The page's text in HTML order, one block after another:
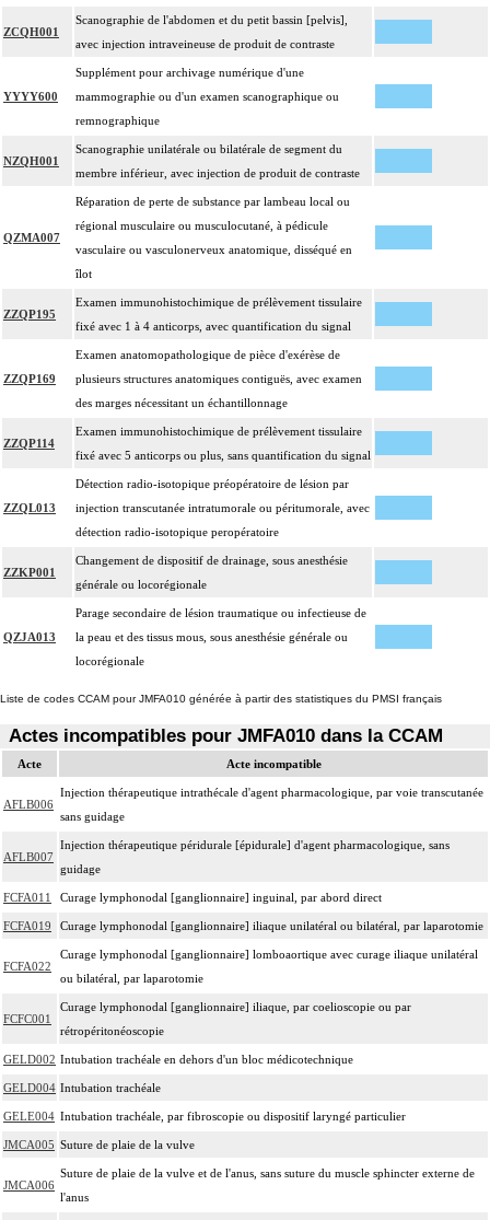
ZCQH001
Scanographie de l'abdomen et du petit bassin [pelvis],
avec injection intraveineuse de produit de contraste
YYYY600
Supplément pour archivage numérique d'une
mammographie ou d'un examen scanographique ou
remnographique
NZQH001
Scanographie unilatérale ou bilatérale de segment du
membre inférieur, avec injection de produit de contraste
QZMA007
Réparation de perte de substance par lambeau local ou
régional musculaire ou musculocutané, à pédicule
vasculaire ou vasculonerveux anatomique, disséqué en
îlot
ZZQP195
Examen immunohistochimique de prélèvement tissulaire
fixé avec 1 à 4 anticorps, avec quantification du signal
ZZQP169
Examen anatomopathologique de pièce d'exérèse de
plusieurs structures anatomiques contiguës, avec examen
des marges nécessitant un échantillonnage
ZZQP114
Examen immunohistochimique de prélèvement tissulaire
fixé avec 5 anticorps ou plus, sans quantification du signal
ZZQL013
Détection radio-isotopique préopératoire de lésion par
injection transcutanée intratumorale ou péritumorale, avec
détection radio-isotopique peropératoire
ZZKP001
Changement de dispositif de drainage, sous anesthésie
générale ou locorégionale
QZJA013
Parage secondaire de lésion traumatique ou infectieuse de
la peau et des tissus mous, sous anesthésie générale ou
locorégionale
Liste de codes CCAM pour JMFA010 générée à partir des statistiques du PMSI français
Actes incompatibles pour JMFA010 dans la CCAM
Acte Acte incompatible
AFLB006
Injection thérapeutique intrathécale d'agent pharmacologique, par voie transcutanée
sans guidage
AFLB007
Injection thérapeutique péridurale [épidurale] d'agent pharmacologique, sans
guidage
FCFA011 Curage lymphonodal [ganglionnaire] inguinal, par abord direct
FCFA019 Curage lymphonodal [ganglionnaire] iliaque unilatéral ou bilatéral, par laparotomie
FCFA022
Curage lymphonodal [ganglionnaire] lomboaortique avec curage iliaque unilatéral
ou bilatéral, par laparotomie
FCFC001
Curage lymphonodal [ganglionnaire] iliaque, par coelioscopie ou par
rétropéritonéoscopie
GELD002 Intubation trachéale en dehors d'un bloc médicotechnique
GELD004 Intubation trachéale
GELE004 Intubation trachéale, par fibroscopie ou dispositif laryngé particulier
JMCA005 Suture de plaie de la vulve
JMCA006
Suture de plaie de la vulve et de l'anus, sans suture du muscle sphincter externe de
l'anus